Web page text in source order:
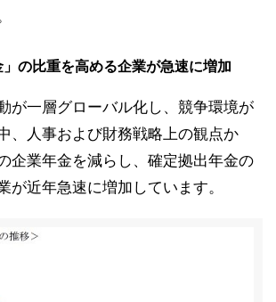
」の比重を高める企業が急速に増加
が一層グローバル化し、競争環境が
、人事および財務戦略上の観点か
企業年金を減らし、確定拠出年金の
が近年急速に増加しています。